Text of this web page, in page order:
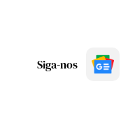
Siga-nos